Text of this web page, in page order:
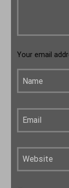
Your email